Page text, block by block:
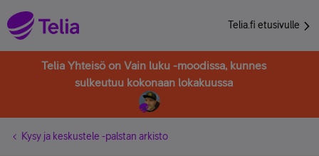
Telia.fi etusivulle
Telia Yhteisö on Vain luku -moodissa, kunnes
sulkeutuu kokonaan lokakuussa
Kysy ja keskustele -palstan arkisto